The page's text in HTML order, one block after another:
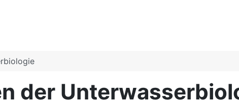
der